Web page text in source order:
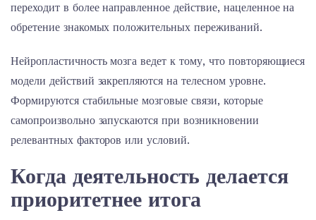
переходит в более направленное действие, нацеленное на
обретение знакомых положительных переживаний.
Нейропластичность мозга ведет к тому, что повторяющиеся
модели действий закрепляются на телесном уровне.
Формируются стабильные мозговые связи, которые
самопроизвольно запускаются при возникновении
релевантных факторов или условий.
Когда деятельность делается
приоритетнее итога